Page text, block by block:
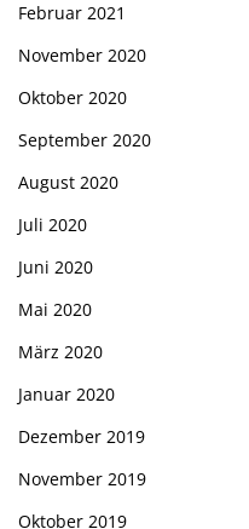
Februar 2021
November 2020
Oktober 2020
September 2020
August 2020
Juli 2020
Juni 2020
Mai 2020
März 2020
Januar 2020
Dezember 2019
November 2019
Oktober 2019